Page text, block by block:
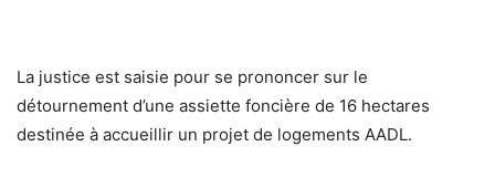
La justice est saisie pour se prononcer sur le
détournement d’une assiette foncière de 16 hectares
destinée à accueillir un projet de logements AADL.